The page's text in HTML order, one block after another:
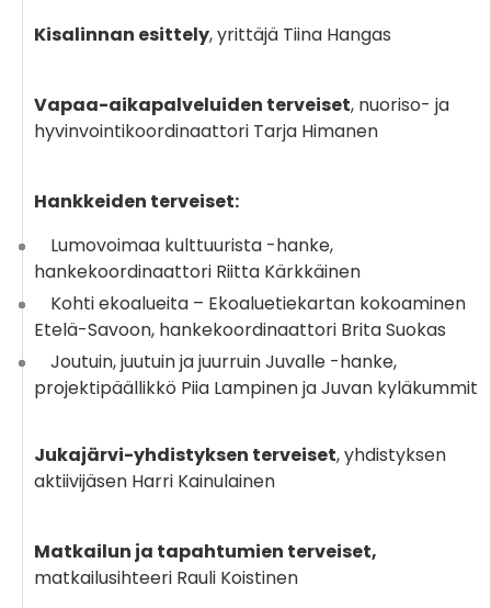
Kisalinnan esittely, yrittäjä Tiina Hangas
Vapaa-aikapalveluiden terveiset, nuoriso- ja
hyvinvointikoordinaattori Tarja Himanen
Hankkeiden terveiset:
Lumovoimaa kulttuurista -hanke,
hankekoordinaattori Riitta Kärkkäinen
Kohti ekoalueita – Ekoaluetiekartan kokoaminen
Etelä-Savoon, hankekoordinaattori Brita Suokas
Joutuin, juutuin ja juurruin Juvalle -hanke,
projektipäällikkö Piia Lampinen ja Juvan kyläkummit
Jukajärvi-yhdistyksen terveiset, yhdistyksen
aktiivijäsen Harri Kainulainen
Matkailun ja tapahtumien terveiset,
matkailusihteeri Rauli Koistinen